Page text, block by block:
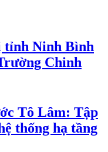
Ninh Bình
Chinh
Tô Lâm: Tập
thống hạ tầng